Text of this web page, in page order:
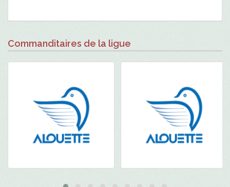
Commanditaires de la ligue